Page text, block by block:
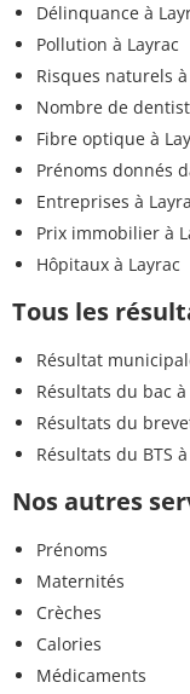
Délinquance à
Pollution à Layrac
Risques naturels à
Nombre de
Fibre optique à
Prénoms donnés
Entreprises à
Prix immobilier à
Hôpitaux à Layrac
Tous les
Résultat
Résultats du bac à
Résultats du
Résultats du BTS
Nos autres
Prénoms
Maternités
Crèches
Calories
Médicaments